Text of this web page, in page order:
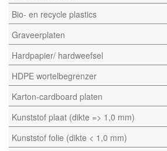
Bio- en recycle plastics
Graveerplaten
Hardpapier/ hardweefsel
HDPE wortelbegrenzer
Karton-cardboard platen
Kunststof plaat (dikte => 1,0 mm)
Kunststof folie (dikte < 1,0 mm)